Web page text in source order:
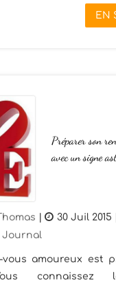
EN
Préparer son
avec un signe
| 30 Juil 2015
Journal
vous amoureux est
connaissez